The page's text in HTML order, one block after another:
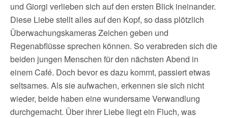
und Giorgi verlieben sich auf den ersten Blick ineinander.
Diese Liebe stellt alles auf den Kopf, so dass plötzlich
Überwachungskameras Zeichen geben und
Regenabflüsse sprechen können. So verabreden sich die
beiden jungen Menschen für den nächsten Abend in
einem Café. Doch bevor es dazu kommt, passiert etwas
seltsames. Als sie aufwachen, erkennen sie sich nicht
wieder, beide haben eine wundersame Verwandlung
durchgemacht. Über ihrer Liebe liegt ein Fluch, was